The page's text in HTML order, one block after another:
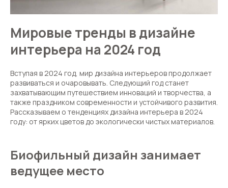
Мировые тренды в дизайне
интерьера на 2024 год
Вступая в 2024 год, мир дизайна интерьеров продолжает
развиваться и очаровывать. Следующий год станет
захватывающим путешествием инноваций и творчества, а
также праздником современности и устойчивого развития.
Рассказываем о тенденциях дизайна интерьера в 2024
году: от ярких цветов до экологически чистых материалов.
Биофильный дизайн занимает
ведущее место